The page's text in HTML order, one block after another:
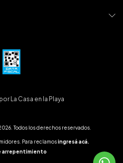
La Casa en la Playa
Todos los derechos reservados.
Para reclamosingresá acá.
arrepentimiento